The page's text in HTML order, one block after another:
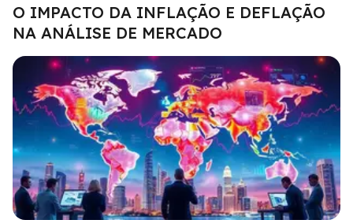
O IMPACTO DA INFLAÇÃO E DEFLAÇÃO
NA ANÁLISE DE MERCADO